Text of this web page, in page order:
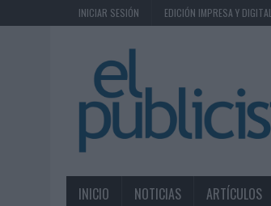
INICIAR SESIÓN EDICIÓN IMPRESA Y DIGITAL
INICIO NOTICIAS ARTÍCULOS